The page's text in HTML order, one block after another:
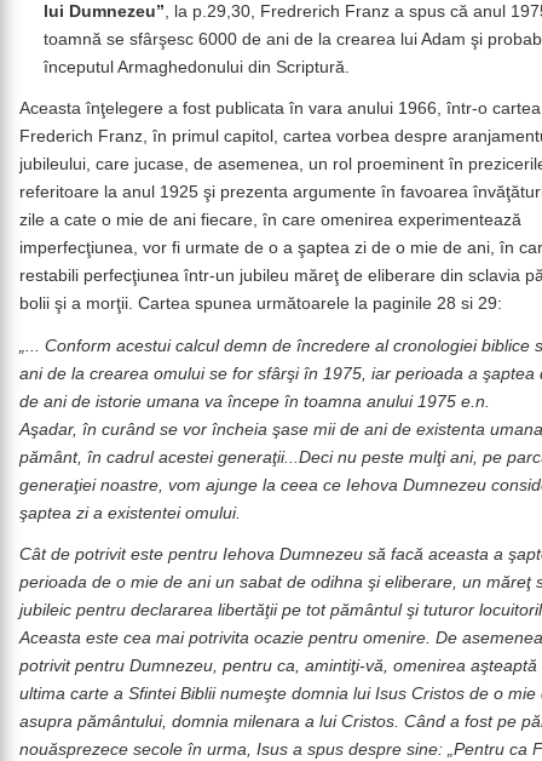
lui Dumnezeu” , la p.29,30, Fredrerich Franz a spus că anul
toamnă se sfârşesc 6000 de ani de la crearea lui Adam şi
începutul Armaghedonului din Scriptură.
Aceasta înţelegere a fost publicata în vara anului 1966, într-o
Frederich Franz, în primul capitol, cartea vorbea despre
jubileului, care jucase, de asemenea, un rol proeminent în
referitoare la anul 1925 şi prezenta argumente în favoarea
zile a cate o mie de ani fiecare, în care omenirea experimentează
imperfecţiunea, vor fi urmate de o a şaptea zi de o mie de ani, în
restabili perfecţiunea într-un jubileu măreţ de eliberare din sclavia
bolii şi a morţii. Cartea spunea următoarele la paginile 28 si 29:
„... Conform acestui calcul demn de încredere al cronologiei biblice
ani de la crearea omului se for sfârşi în 1975, iar perioada a şaptea
de ani de istorie umana va începe în toamna anului 1975 e.n.
Aşadar, în curând se vor încheia şase mii de ani de existenta
pământ, în cadrul acestei generaţii...Deci nu peste mulţi ani, pe
generaţiei noastre, vom ajunge la ceea ce Iehova Dumnezeu
şaptea zi a existentei omului.
Cât de potrivit este pentru Iehova Dumnezeu să facă aceasta a
perioada de o mie de ani un sabat de odihna şi eliberare, un măreţ
jubileic pentru declararea libertăţii pe tot pământul şi tuturor
Aceasta este cea mai potrivita ocazie pentru omenire. De
potrivit pentru Dumnezeu, pentru ca, amintiţi-vă, omenirea aşteaptă
ultima carte a Sfintei Biblii numeşte domnia lui Isus Cristos de o mie
asupra pământului, domnia milenara a lui Cristos. Când a fost pe
nouăsprezece secole în urma, Isus a spus despre sine: „Pentru ca